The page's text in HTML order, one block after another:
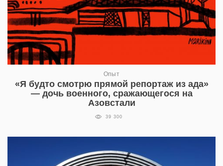
Опыт
«Я будто смотрю прямой репортаж из ада»
— дочь военного, сражающегося на
Азовстали
39 300